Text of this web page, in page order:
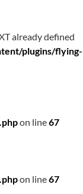
already defined
plugins/flying-
on line67
on line67